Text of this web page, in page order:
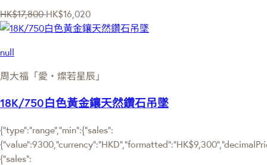
HK$17,800 HK$16,020
null
周大福「愛・燦若星辰」
18K/750白色黃金鑲天然鑽石吊墜
{"type":"range","min":{"sales":
{"sales":